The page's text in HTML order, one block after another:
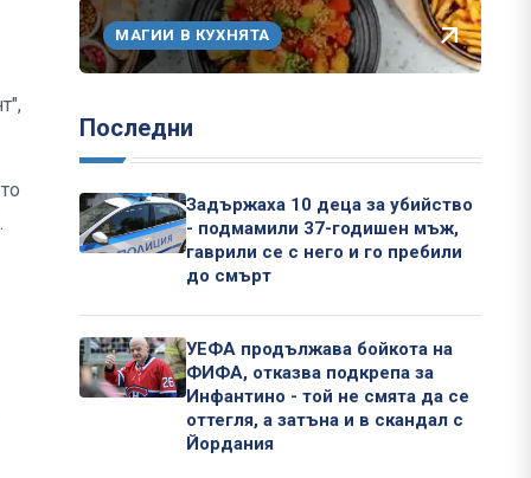
МАГИИ В КУХНЯТА
Последни
Задържаха 10 деца за убийство
- подмамили 37-годишен мъж,
гаврили се с него и го пребили
до смърт
УЕФА продължава бойкота на
ФИФА, отказва подкрепа за
Инфантино - той не смята да се
оттегля, а затъна и в скандал с
Йордания